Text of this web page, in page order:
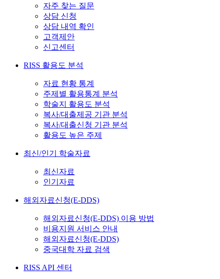
자주 찾는 질문
상담 신청
상담 내역 확인
고객제안
신고센터
RISS 활용도 분석
자료 현황 통계
주제별 활용통계 분석
학술지 활용도 분석
복사/대출제공 기관 분석
복사/대출신청 기관 분석
활용도 높은 주제
최신/인기 학술자료
최신자료
인기자료
해외자료신청(E-DDS)
해외자료신청(E-DDS) 이용 방법
비용지원 서비스 안내
해외자료신청(E-DDS)
중국대학 자료 검색
RISS API 센터